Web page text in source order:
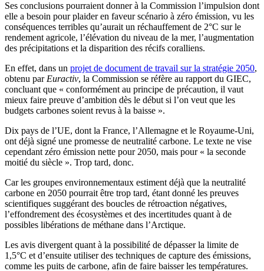
Ses conclusions pourraient donner à la Commission l’impulsion dont
elle a besoin pour plaider en faveur scénario à zéro émission, vu les
conséquences terribles qu’aurait un réchauffement de 2°C sur le
rendement agricole, l’élévation du niveau de la mer, l’augmentation
des précipitations et la disparition des récifs coralliens.
En effet, dans un projet de document de travail sur la stratégie 2050,
obtenu par Euractiv, la Commission se réfère au rapport du GIEC,
concluant que « conformément au principe de précaution, il vaut
mieux faire preuve d’ambition dès le début si l’on veut que les
budgets carbones soient revus à la baisse ».
Dix pays de l’UE, dont la France, l’Allemagne et le Royaume-Uni,
ont déjà signé une promesse de neutralité carbone. Le texte ne vise
cependant zéro émission nette pour 2050, mais pour « la seconde
moitié du siècle ». Trop tard, donc.
Car les groupes environnementaux estiment déjà que la neutralité
carbone en 2050 pourrait être trop tard, étant donné les preuves
scientifiques suggérant des boucles de rétroaction négatives,
l’effondrement des écosystèmes et des incertitudes quant à de
possibles libérations de méthane dans l’Arctique.
Les avis divergent quant à la possibilité de dépasser la limite de
1,5°C et d’ensuite utiliser des techniques de capture des émissions,
comme les puits de carbone, afin de faire baisser les températures.